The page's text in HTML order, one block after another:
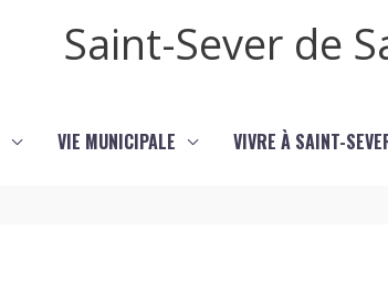
Saint-Sever de
VIE MUNICIPALE VIVRE À SAINT-